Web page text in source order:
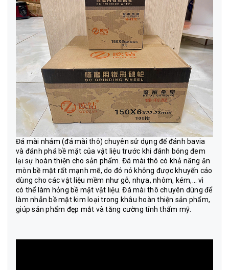
Đá mài nhám (đá mài thô) chuyên sử dụng để đánh bavia
và đánh phá bề mặt của vật liệu trước khi đánh bóng đem
lại sự hoàn thiện cho sản phẩm. Đá mài thô có khả năng ăn
mòn bề mặt rất mạnh mẽ, do đó nó không được khuyến cáo
dùng cho các vật liệu mềm như gỗ, nhựa, nhôm, kém,… vì
có thể làm hỏng bề mặt vật liệu. Đá mài thô chuyên dùng để
làm nhẵn bề mặt kim loại trong khâu hoàn thiện sản phẩm,
giúp sản phẩm đẹp mắt và tăng cường tính thẩm mỹ.